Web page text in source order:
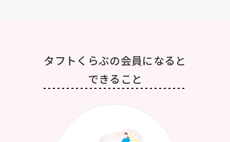
タフトくらぶの会員になると
できること